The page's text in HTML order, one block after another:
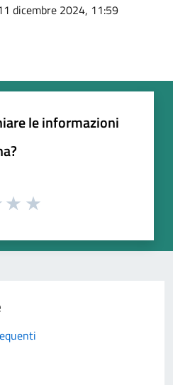
dicembre 2024, 11:59
le informazioni